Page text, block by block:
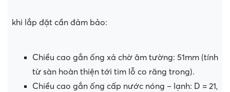
khi lắp đặt cần đảm bảo:
Chiều cao gắn ống xả chờ âm tường: 51mm (tính
từ sàn hoàn thiện tới tim lỗ co răng trong).
Chiều cao gắn ống cấp nước nóng – lạnh: D = 21,